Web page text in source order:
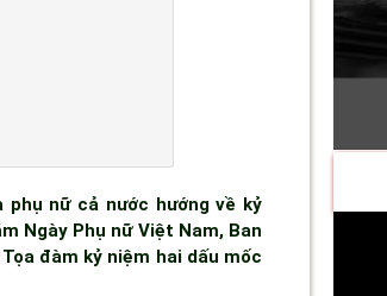
phụ nữ cả nước hướng về kỷ
Ngày Phụ nữ Việt Nam, Ban
đàm kỷ niệm hai dấu mốc